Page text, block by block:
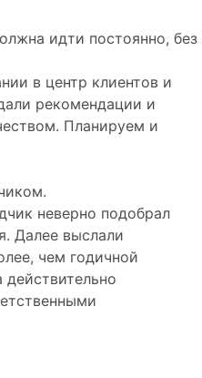
идти постоянно, без
в центр клиентов и
рекомендации и
Планируем и
неверно подобрал
Далее выслали
чем годичной